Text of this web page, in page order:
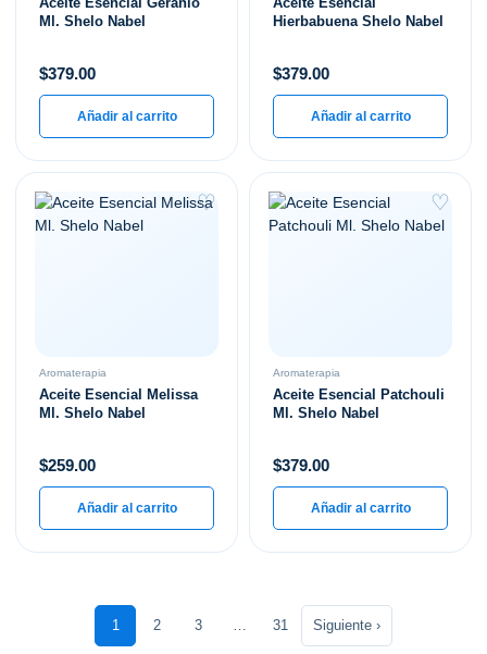
Ml. Shelo Nabel
$379.00
Añadir al carrito
Hierbabuena Shelo Nabel
$379.00
Añadir al carrito
♡
Aromaterapia
Aceite Esencial Melissa
Ml. Shelo Nabel
$259.00
Añadir al carrito
♡
Aromaterapia
Aceite Esencial Patchouli
Ml. Shelo Nabel
$379.00
Añadir al carrito
1 2 3 … 31 Siguiente ›